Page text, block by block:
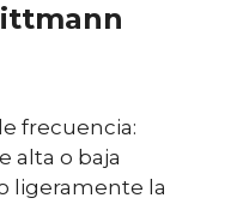
frecuencia:
alta o baja
ligeramente la